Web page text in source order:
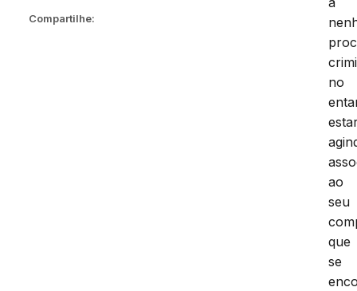
Compartilhe:
no
ao
seu
que
se